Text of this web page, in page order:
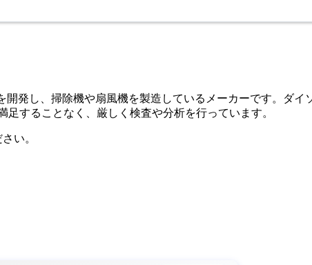
発し、掃除機や扇風機を製造しているメーカーです。ダ
することなく、厳しく検査や分析を行っています。
い。